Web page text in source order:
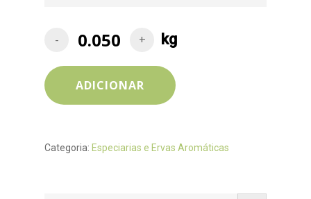
ADICIONAR
Categoria: Especiarias e Ervas Aromáticas